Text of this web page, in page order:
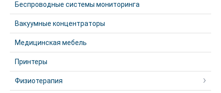
Беспроводные системы мониторинга
Вакуумные концентраторы
Медицинская мебель
Принтеры
Физиотерапия